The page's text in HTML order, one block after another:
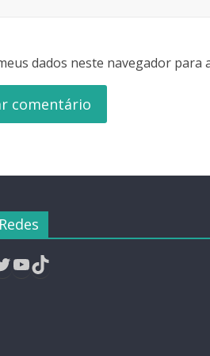
dados neste navegador para
YouTube
TikTok